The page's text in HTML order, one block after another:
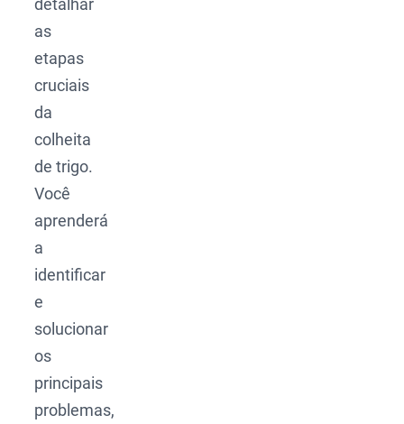
detalhar
as
etapas
cruciais
da
colheita
de trigo.
Você
aprenderá
a
identificar
e
solucionar
os
principais
problemas,